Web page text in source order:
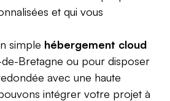
et qui vous
simple hébergement cloud
Bretagne ou pour disposer
avec une haute
intégrer votre projet à